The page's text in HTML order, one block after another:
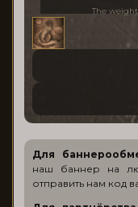
The
Для
наш баннер на
отправить нам код